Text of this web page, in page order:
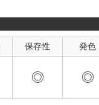
保存性 発色
◎ ◎